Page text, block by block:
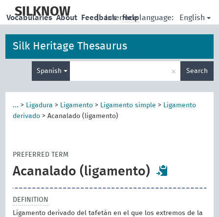
main
SILKNOW | Interface language: English
Vocabularies About Feedback Help
Silk Heritage Thesaurus
Spanish × Search
... > Ligadura > Ligamento > Ligamento simple > Ligamento
derivado >Acanalado (ligamento)
PREFERRED TERM
Acanalado (ligamento)
DEFINITION
Ligamento derivado del tafetán en el que los extremos de la